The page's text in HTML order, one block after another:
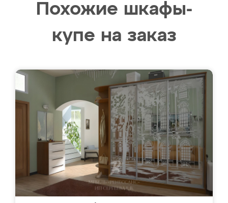
Похожие шкафы-
купе на заказ